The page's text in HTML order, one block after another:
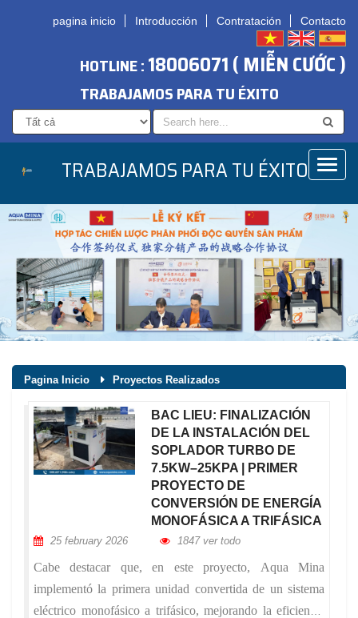
pagina inicio Introducción Contratación Contacto
HOTLINE :18006071 ( MIỄN CƯỚC )
TRABAJAMOS PARA TU ÉXITO
TRABAJAMOS PARA TU ÉXITO
Pagina Inicio Proyectos Realizados
BAC LIEU: FINALIZACIÓN
DE LA INSTALACIÓN DEL
SOPLADOR TURBO DE
7.5KW–25KPA | PRIMER
PROYECTO DE
CONVERSIÓN DE ENERGÍA
MONOFÁSICA A TRIFÁSICA
25 february 2026 1847 ver todo
Cabe destacar que, en este proyecto, Aqua Mina
implementó la primera unidad convertida de un sistema
eléctrico monofásico a trifásico, mejorando la eficiencia